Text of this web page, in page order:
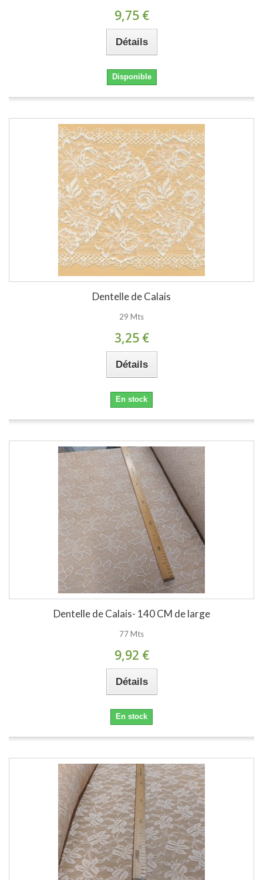
9,75 €
Détails
Disponible
Dentelle de Calais
29 Mts
3,25 €
Détails
En stock
Dentelle de Calais- 140 CM de large
77 Mts
9,92 €
Détails
En stock